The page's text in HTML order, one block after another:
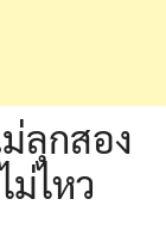
ลุกสอง
ม่ไหว